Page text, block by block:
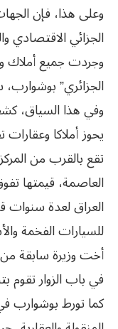
وعلى هذا، فإن
الجزائي
وجردت جميع أملاك
الجزائري”
وفي هذا السياق،
يحوز أملاكا وعقارات
تقع بالقرب من
العراق لعدة سنوات
للسيارات الفخمة
في باب الزوار تقوم
كما تورط بوشوارب